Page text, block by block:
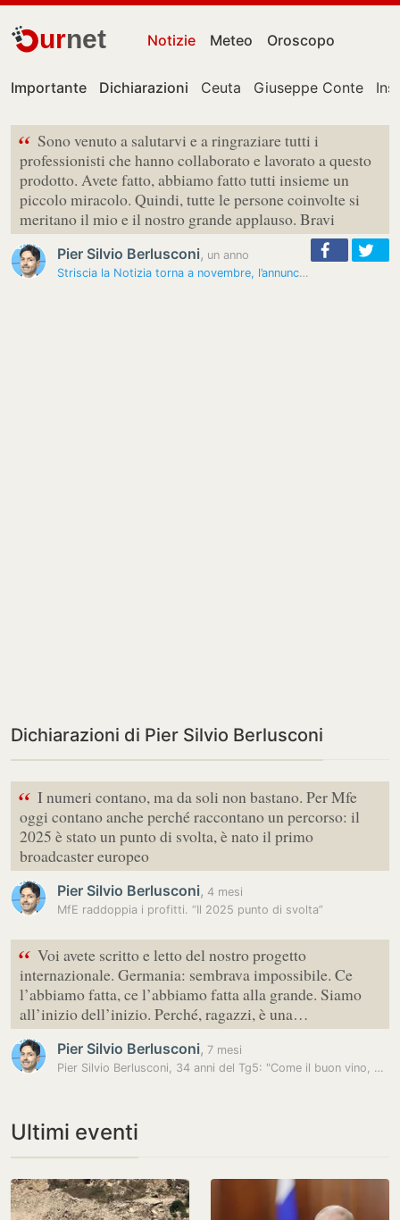
urnet Notizie Meteo Oroscopo
Importante Dichiarazioni Ceuta Giuseppe Conte
“ Sono venuto a salutarvi e a ringraziare tutti i
professionisti che hanno collaborato e lavorato a questo
prodotto. Avete fatto, abbiamo fatto tutti insieme un
piccolo miracolo. Quindi, tutte le persone coinvolte si
meritano il mio e il nostro grande applauso. Bravi
Pier Silvio Berlusconi, un anno
Striscia la Notizia torna a novembre, l’annuncio dell’inviato storico…
Dichiarazioni di Pier Silvio Berlusconi
“ I numeri contano, ma da soli non bastano. Per Mfe
oggi contano anche perché raccontano un percorso: il
2025 è stato un punto di svolta, è nato il primo
broadcaster europeo
Pier Silvio Berlusconi, 4 mesi
MfE raddoppia i profitti. “Il 2025 punto di svolta”
“ Voi avete scritto e letto del nostro progetto
internazionale. Germania: sembrava impossibile. Ce
l’abbiamo fatta, ce l’abbiamo fatta alla grande. Siamo
all’inizio dell’inizio. Perché, ragazzi, è una…
Pier Silvio Berlusconi, 7 mesi
Pier Silvio Berlusconi, 34 anni del Tg5: "Come il buon vino, migliora…
Ultimi eventi